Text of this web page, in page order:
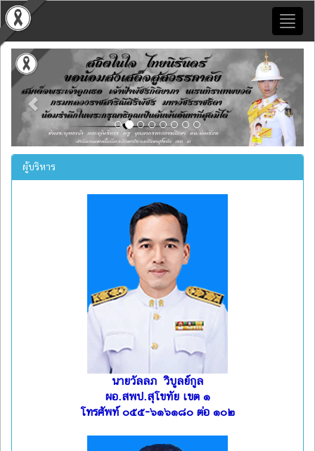
Previous
ผู้บริหาร
นายวัลลภ วิบูลย์กูล
ผอ.สพป.สุโขทัย เขต ๑
โทรศัพท์ ๐๕๕-๖๑๖๑๘๐ ต่อ ๑๐๒